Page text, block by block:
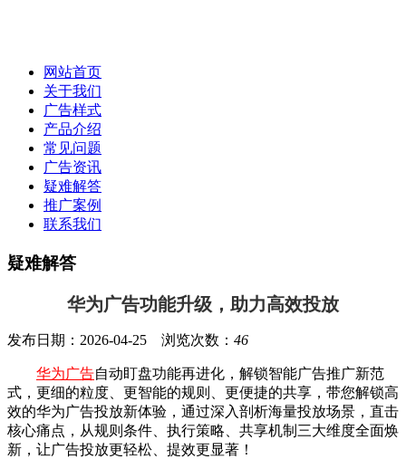
网站首页
关于我们
广告样式
产品介绍
常见问题
广告资讯
疑难解答
推广案例
联系我们
疑难解答
华为广告功能升级，助力高效投放
发布日期：2026-04-25 浏览次数： 46
华为广告自动盯盘功能再进化，解锁智能广告推广新范
式，更细的粒度、更智能的规则、更便捷的共享，带您解锁高
效的华为广告投放新体验，通过深入剖析海量投放场景，直击
核心痛点，从规则条件、执行策略、共享机制三大维度全面焕
新，让广告投放更轻松、提效更显著！